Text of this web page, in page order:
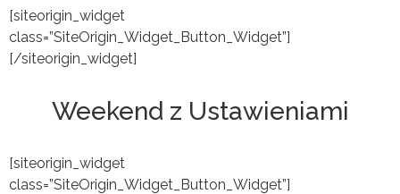
[siteorigin_widget
class=”SiteOrigin_Widget_Button_Widget”]
[/siteorigin_widget]
Weekend z Ustawieniami
[siteorigin_widget
class=”SiteOrigin_Widget_Button_Widget”]